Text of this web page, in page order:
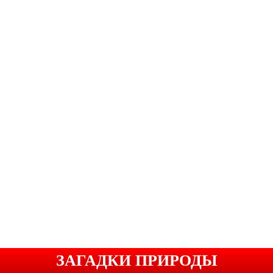
ЗАГАДКИ ПРИРОДЫ